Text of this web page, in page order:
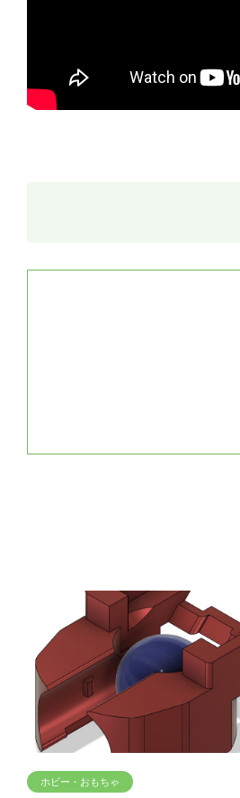
ホビー・おもちゃ